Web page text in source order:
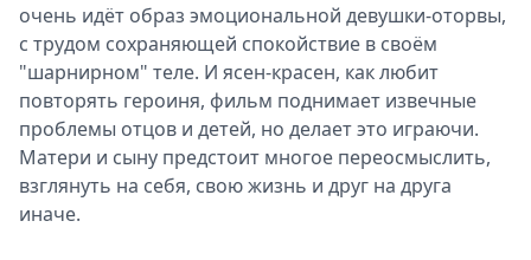
очень идёт образ эмоциональной девушки-оторвы,
с трудом сохраняющей спокойствие в своём
"шарнирном" теле. И ясен-красен, как любит
повторять героиня, фильм поднимает извечные
проблемы отцов и детей, но делает это играючи.
Матери и сыну предстоит многое переосмыслить,
взглянуть на себя, свою жизнь и друг на друга
иначе.